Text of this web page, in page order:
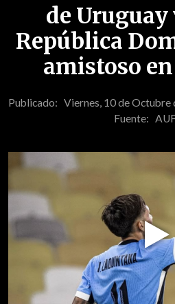
de Uruguay
República
amistoso
Publicado: Viernes, 10 de Octubre
Fuente:
Play
Video